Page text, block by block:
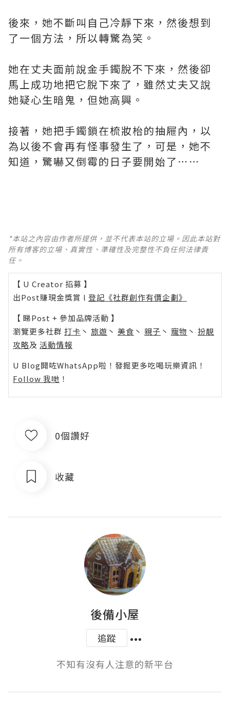
後來，她不斷叫自己冷靜下來，然後想到
了一個方法，所以轉驚為笑。
她在丈夫面前說金手鐲脫不下來，然後卻
馬上成功地把它脫下來了，雖然丈夫又說
她疑心生暗鬼，但她高興。
接著，她把手鐲鎖在梳妝枱的抽屜內，以
為以後不會再有怪事發生了，可是，她不
知道，驚嚇又倒霉的日子要開始了⋯⋯
*本站之內容由作者所提供，並不代表本站的立場。因此本站對
所有博客的立場、真實性、準確性及完整性不負任何法律責
任。
【 U Creator 招募 】
出Post賺現金獎賞 l 登記《社群創作有價企劃》
【 睇Post + 參加品牌活動 】
瀏覽更多社群 打卡 丶 旅遊 丶 美食 丶 親子 丶 寵物 丶 扮靚
攻略及 活動情報
U Blog開咗WhatsApp啦！發掘更多吃喝玩樂資訊！
Follow 我哋 ！
0個讚好
收藏
後備小屋
追蹤
不知有沒有人注意的新平台